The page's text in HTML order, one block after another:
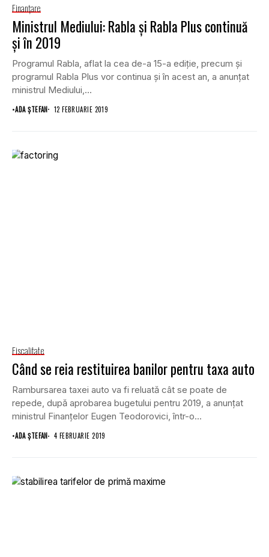
Finanţare
Ministrul Mediului: Rabla şi Rabla Plus continuă
şi în 2019
Programul Rabla, aflat la cea de-a 15-a ediţie, precum şi
programul Rabla Plus vor continua şi în acest an, a anunţat
ministrul Mediului,...
•ADA ȘTEFAN 12 FEBRUARIE 2019
Fiscalitate
Când se reia restituirea banilor pentru taxa auto
Rambursarea taxei auto va fi reluată cât se poate de
repede, după aprobarea bugetului pentru 2019, a anunţat
ministrul Finanţelor Eugen Teodorovici, într-o...
•ADA ȘTEFAN 4 FEBRUARIE 2019